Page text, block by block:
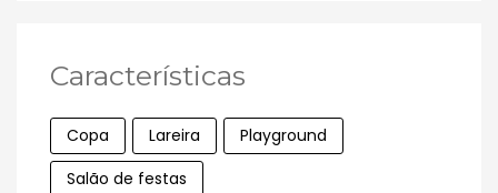
Características
Copa Lareira
Playground
Salão de festas